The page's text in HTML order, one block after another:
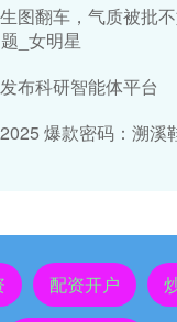
图翻车，气质被批
_女明星
布科研智能体平台
爆款密码：溯溪
配资开户